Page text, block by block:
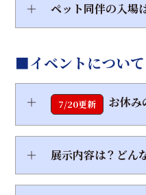
＋ ペット同伴の入場
■イベントについて
＋ 7/20更新 お休み
＋ 展示内容は？どん